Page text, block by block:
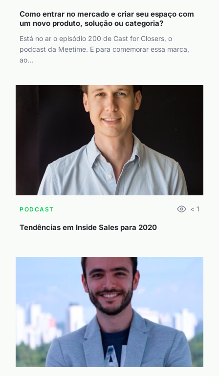
Como entrar no mercado e criar seu espaço com
um novo produto, solução ou categoria?
Está no ar o episódio 200 de Cast for Closers, o
podcast da Meetime. E para comemorar essa marca,
ao...
PODCAST < 1
Tendências em Inside Sales para 2020